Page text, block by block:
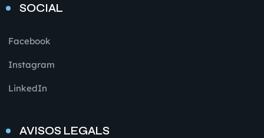
SOCIAL
Facebook
Instagram
LinkedIn
AVISOS LEGALS